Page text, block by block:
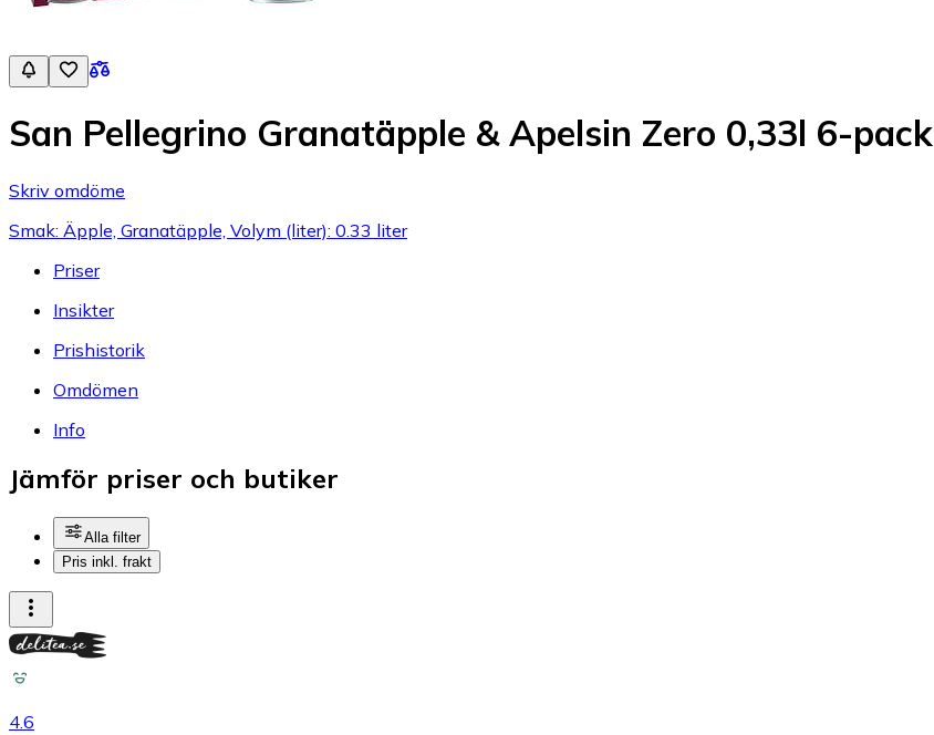
San Pellegrino Granatäpple & Apelsin Zero 0,33l 6-pack
Skriv omdöme
Smak: Äpple, Granatäpple, Volym (liter): 0.33 liter
Priser
Insikter
Prishistorik
Omdömen
Info
Jämför priser och butiker
Alla filter
Pris inkl. frakt
4.6